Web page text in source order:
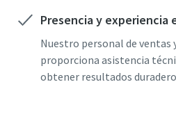
Presencia y experiencia
Nuestro personal de ventas
proporciona asistencia
obtener resultados